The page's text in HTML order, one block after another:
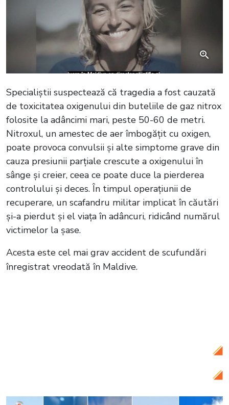
Specialiștii suspectează că tragedia a fost cauzată
de toxicitatea oxigenului din buteliile de gaz nitrox
folosite la adâncimi mari, peste 50-60 de metri.
Nitroxul, un amestec de aer îmbogățit cu oxigen,
poate provoca convulsii și alte simptome grave din
cauza presiunii parțiale crescute a oxigenului în
sânge și creier, ceea ce poate duce la pierderea
controlului și deces. În timpul operațiunii de
recuperare, un scafandru militar implicat în căutări
și-a pierdut și el viața în adâncuri, ridicând numărul
victimelor la șase.
Acesta este cel mai grav accident de scufundări
înregistrat vreodată în Maldive.